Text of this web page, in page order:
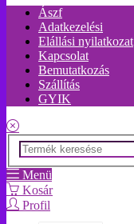
Ászf
Adatkezelési
Elállási nyilatkozat
Kapcsolat
Bemutatkozás
Szállítás
GYIK
Menü
Kosár
Profil